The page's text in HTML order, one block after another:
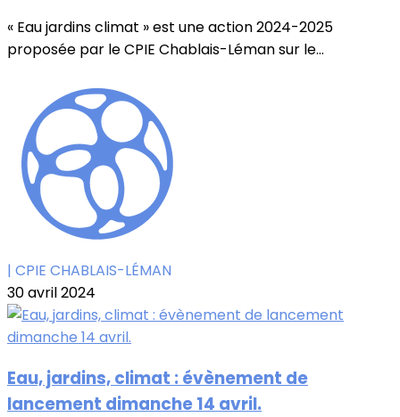
« Eau jardins climat » est une action 2024-2025
proposée par le CPIE Chablais-Léman sur le...
| CPIE CHABLAIS-LÉMAN
30 avril 2024
Eau, jardins, climat : évènement de
lancement dimanche 14 avril.